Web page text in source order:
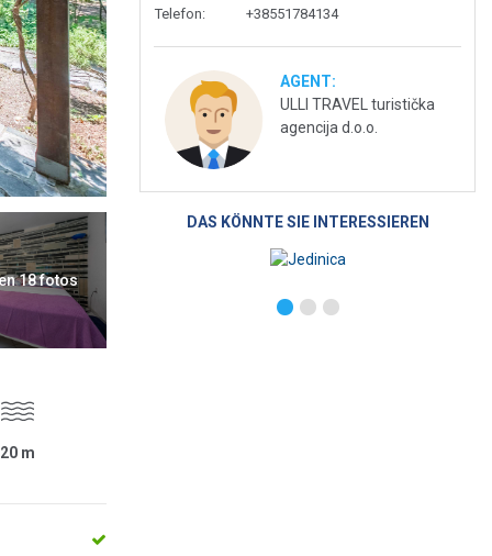
18 fotos
20 m
Telefon: +38551784134
AGENT:
ULLI TRAVEL turistička
agencija d.o.o.
DAS KÖNNTE SIE INTERESSIEREN